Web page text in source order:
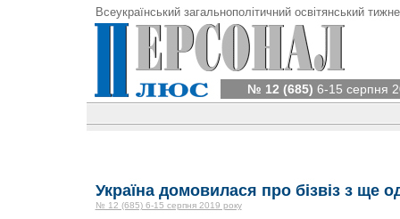
Всеукраїнський загальнополітичний освітянський
№ 12 (685) 6-15 серпня
Україна домовилася про бізвіз з ще
№ 12 (685) 6-15 серпня 2019 року